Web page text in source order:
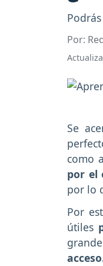
Por:
Se
como
por el
por lo
Por
útiles